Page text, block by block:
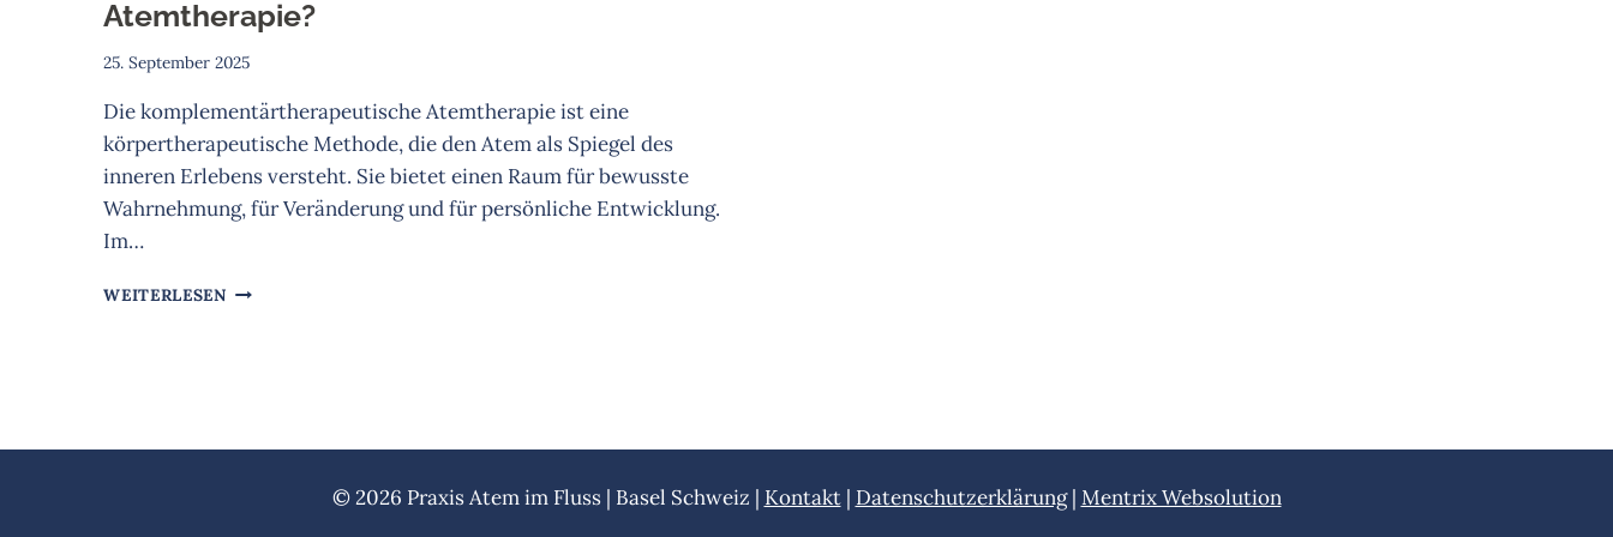
Atemtherapie?
25. September 2025
Die komplementärtherapeutische Atemtherapie ist eine
körpertherapeutische Methode, die den Atem als Spiegel des
inneren Erlebens versteht. Sie bietet einen Raum für bewusste
Wahrnehmung, für Veränderung und für persönliche Entwicklung.
Im…
WEITERLESEN WAS
© 2026 Praxis Atem im Fluss | Basel Schweiz | Kontakt| Datenschutzerklärung| Mentrix Websolution